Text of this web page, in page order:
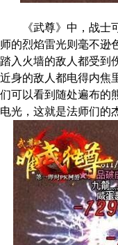
《武尊》中，战士可
师的烈焰雷光则毫不逊
踏入火墙的敌人都受到
近身的敌人都电得内焦
们可以看到随处遍布的
电光，这就是法师们的